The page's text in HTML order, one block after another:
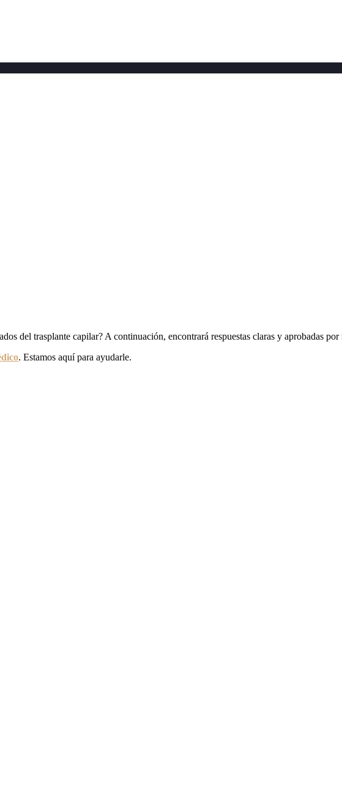
del trasplante capilar? A continuación, encontrará respuestas claras y aprobadas por
. Estamos aquí para ayudarle.